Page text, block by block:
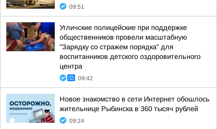
09:51
Угличские полицейские при поддержке
общественников провели масштабную
"Зарядку со стражем порядка" для
воспитанников детского оздоровительного
центра
09:42
Новое знакомство в сети Интернет обошлось
жительнице Рыбинска в 360 тысяч рублей
09:24